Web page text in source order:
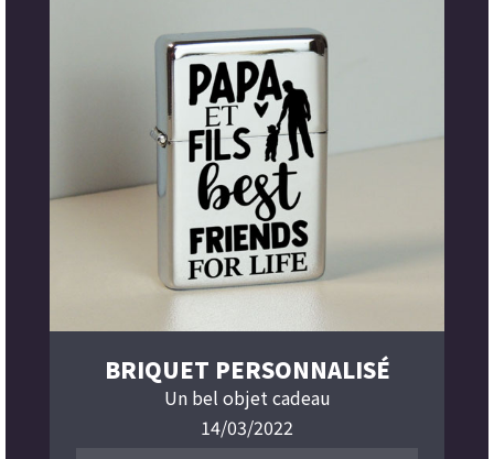
BRIQUET PERSONNALISÉ
Un bel objet cadeau
14/03/2022